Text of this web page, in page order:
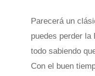
Parecerá un
puedes perder la
todo sabiendo
Con el buen